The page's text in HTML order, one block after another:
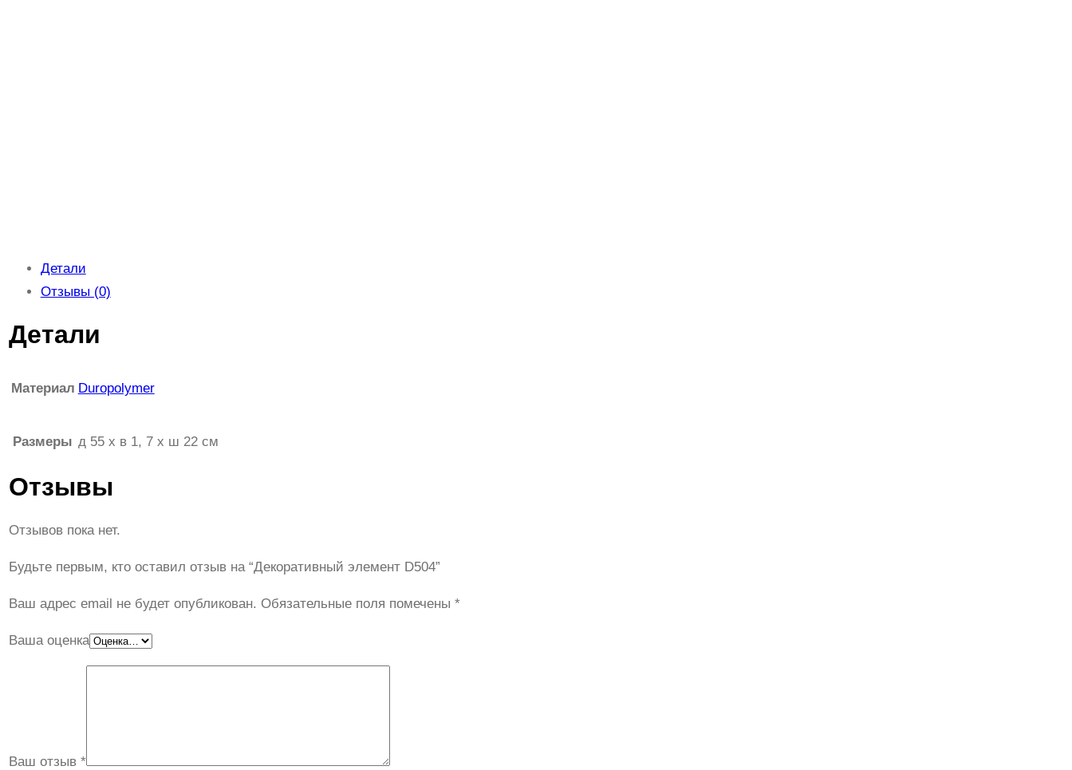
Детали
Отзывы (0)
Детали
Материал Duropolymer
Размеры д 55 x в 1, 7 x ш 22 см
Отзывы
Отзывов пока нет.
Будьте первым, кто оставил отзыв на “Декоративный элемент D504”
Ваш адрес email не будет опубликован. Обязательные поля помечены *
Ваша оценка
Ваш отзыв *